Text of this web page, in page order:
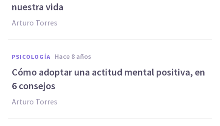
nuestra vida
Arturo Torres
PSICOLOGÍA hace 8 años
Cómo adoptar una actitud mental positiva, en
6 consejos
Arturo Torres